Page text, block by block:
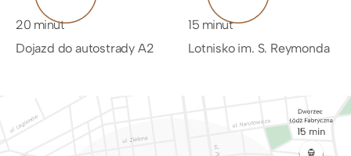
20 minut
Dojazd do autostrady A2
15 minut
Lotnisko im. S. Reymonda